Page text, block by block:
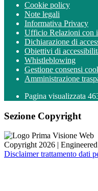
Cookie policy
Note legali
Informativa Privacy
Ufficio Relazioni con
Dichiarazione di
Obiettivi di
Whistleblowing
Gestione consensi
Amministrazione
Pagina visualizzata
Sezione Copyright
Copyright 2026 |
Disclaimer trattamento dati